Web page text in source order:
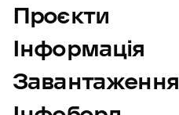
Проєкти
Інформація
Завантаження